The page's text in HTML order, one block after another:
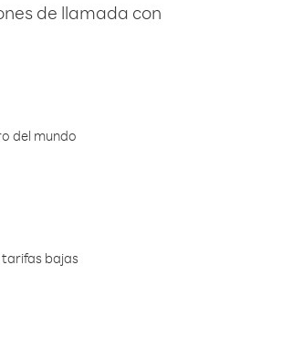
de llamada con
del mundo
tarifas bajas